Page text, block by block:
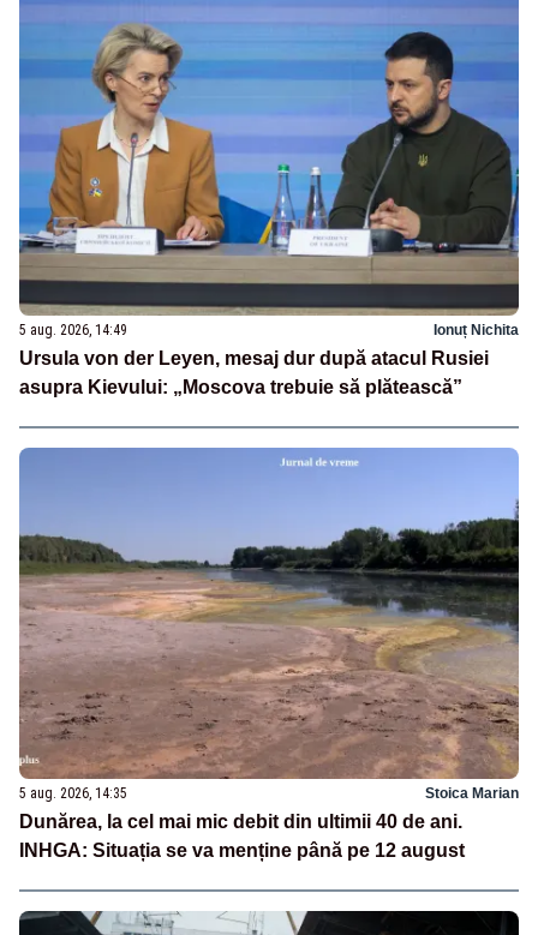
5 aug. 2026, 14:49 Ionuț Nichita
Ursula von der Leyen, mesaj dur după atacul Rusiei
asupra Kievului: „Moscova trebuie să plătească”
5 aug. 2026, 14:35 Stoica Marian
Dunărea, la cel mai mic debit din ultimii 40 de ani.
INHGA: Situația se va menține până pe 12 august